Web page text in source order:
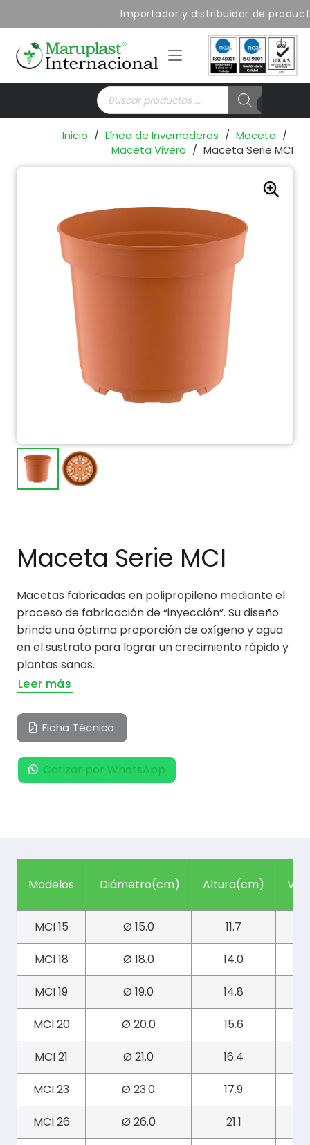
Importador y distribuidor de
Búsqueda
de
productos
Inicio / Línea de Invernaderos / Maceta /
Maceta Vivero / Maceta Serie MCI
Maceta Serie MCI
Macetas fabricadas en polipropileno mediante el
proceso de fabricación de “inyección”. Su diseño
brinda una óptima proporción de oxígeno y agua
en el sustrato para lograr un crecimiento rápido y
plantas sanas.
Leer más
Ficha Técnica
Cotizar por WhatsApp
Modelos Diámetro(cm) Altura(cm)
MCI 15 Ø 15.0 11.7
MCI 18 Ø 18.0 14.0
MCI 19 Ø 19.0 14.8
MCI 20 Ø 20.0 15.6
MCI 21 Ø 21.0 16.4
MCI 23 Ø 23.0 17.9
MCI 26 Ø 26.0 21.1